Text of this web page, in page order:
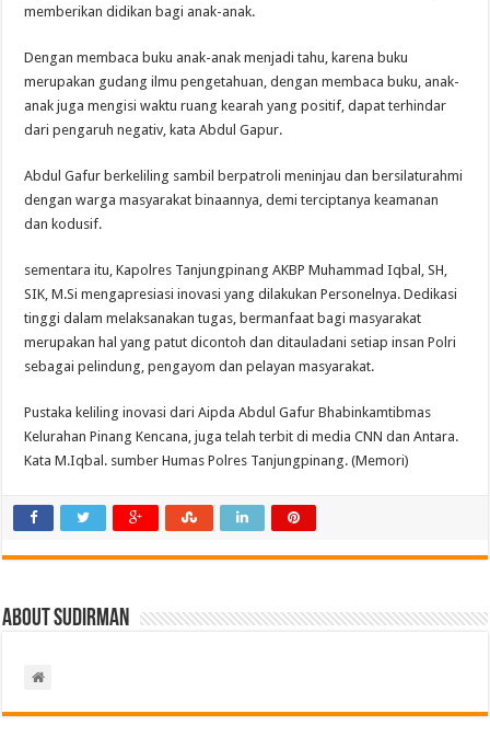
memberikan didikan bagi anak-anak.
Dengan membaca buku anak-anak menjadi tahu, karena buku
merupakan gudang ilmu pengetahuan, dengan membaca buku, anak-
anak juga mengisi waktu ruang kearah yang positif, dapat terhindar
dari pengaruh negativ, kata Abdul Gapur.
Abdul Gafur berkeliling sambil berpatroli meninjau dan bersilaturahmi
dengan warga masyarakat binaannya, demi terciptanya keamanan
dan kodusif.
sementara itu, Kapolres Tanjungpinang AKBP Muhammad Iqbal, SH,
SIK, M.Si mengapresiasi inovasi yang dilakukan Personelnya. Dedikasi
tinggi dalam melaksanakan tugas, bermanfaat bagi masyarakat
merupakan hal yang patut dicontoh dan ditauladani setiap insan Polri
sebagai pelindung, pengayom dan pelayan masyarakat.
Pustaka keliling inovasi dari Aipda Abdul Gafur Bhabinkamtibmas
Kelurahan Pinang Kencana, juga telah terbit di media CNN dan Antara.
Kata M.Iqbal. sumber Humas Polres Tanjungpinang. (Memori)
About Sudirman